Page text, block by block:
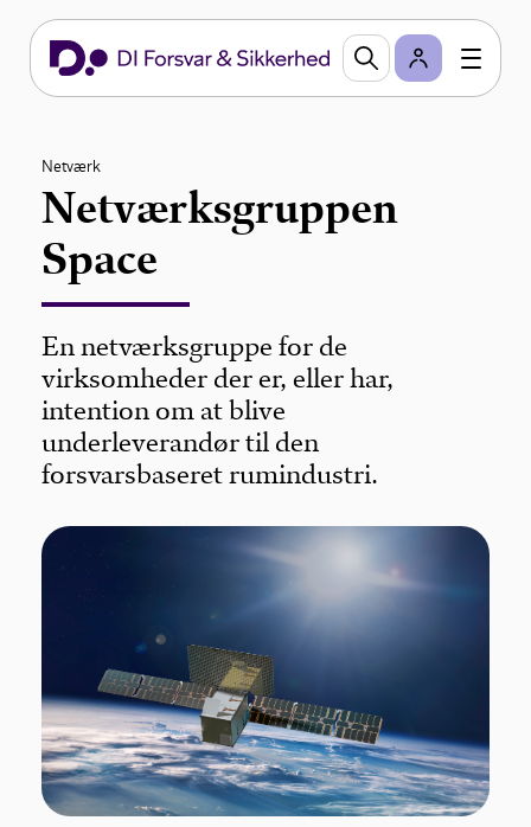
Netværk
Netværksgruppen
Space
En netværksgruppe for de
virksomheder der er, eller har,
intention om at blive
underleverandør til den
forsvarsbaseret rumindustri.